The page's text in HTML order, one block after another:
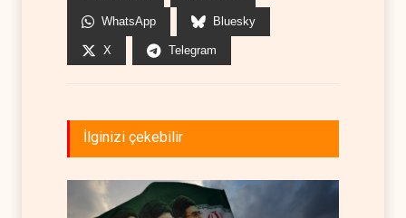
WhatsApp Bluesky
X Telegram
İlginizi çekebilir